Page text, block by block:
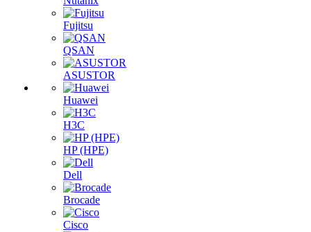
Fujitsu
QSAN
ASUSTOR
Huawei
H3C
HP (HPE)
Dell
Brocade
Cisco